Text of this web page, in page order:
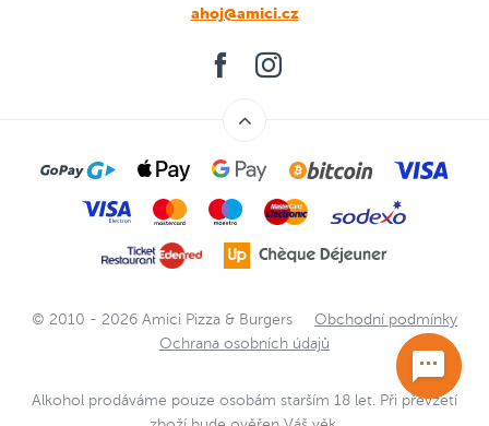
ahoj@amici.cz
© 2010 - 2026 Amici Pizza & Burgers
Obchodní podmínky
Ochrana osobních údajů
Alkohol prodáváme pouze osobám starším 18 let. Při převzetí